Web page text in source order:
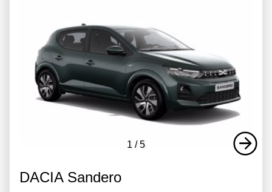
1 /5
DACIA Sandero